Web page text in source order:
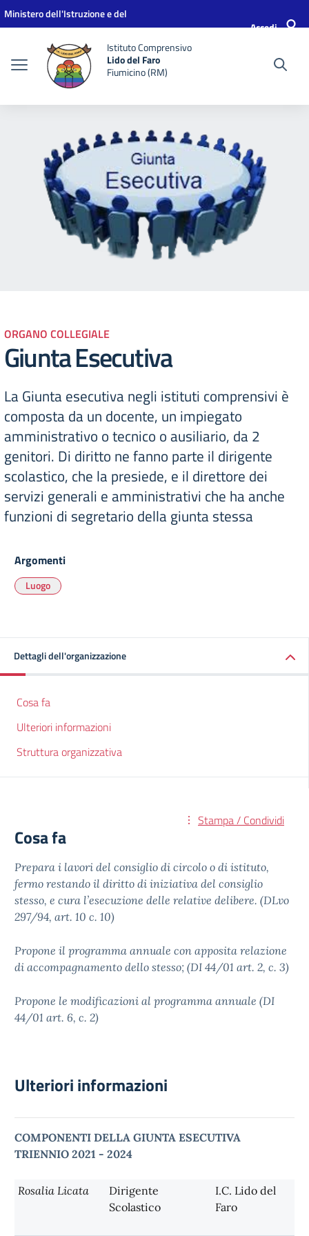
Vai ai contenuti
Vai al menu di navigazione
Vai al footer
Ministero dell'Istruzione e del
Accedi
Istituto Comprensivo
Lido del Faro
Fiumicino (RM)
ORGANO COLLEGIALE
Giunta Esecutiva
La Giunta esecutiva negli istituti comprensivi è
composta da un docente, un impiegato
amministrativo o tecnico o ausiliario, da 2
genitori. Di diritto ne fanno parte il dirigente
scolastico, che la presiede, e il direttore dei
servizi generali e amministrativi che ha anche
funzioni di segretario della giunta stessa
Argomenti
Luogo
Dettagli dell'organizzazione
Cosa fa
Ulteriori informazioni
Struttura organizzativa
Stampa / Condividi
Cosa fa
Prepara i lavori del consiglio di circolo o di istituto,
fermo restando il diritto di iniziativa del consiglio
stesso, e cura l’esecuzione delle relative delibere. (DLvo
297/94, art. 10 c. 10)
Propone il programma annuale con apposita relazione
di accompagnamento dello stesso; (DI 44/01 art. 2, c. 3)
Propone le modificazioni al programma annuale (DI
44/01 art. 6, c. 2)
Ulteriori informazioni
COMPONENTI DELLA GIUNTA ESECUTIVA
TRIENNIO 2021 - 2024
Rosalia Licata
Dirigente
Scolastico
I.C. Lido del
Faro